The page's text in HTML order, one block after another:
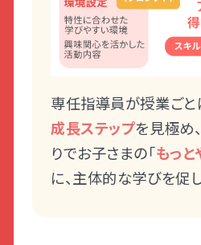
専任指導員が授業ごと
成長ステップを見極め
りでお子さまの「もっと
に、主体的な学びを促し